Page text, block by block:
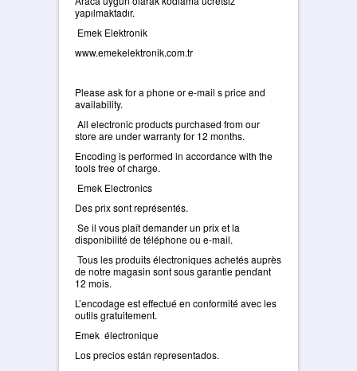
yapılmaktadır.
Emek Elektronik
www.emekelektronik.com.tr
Please ask for a phone or e-mail s price and
availability.
All electronic products purchased from our
store are under warranty for 12 months.
Encoding is performed in accordance with the
tools free of charge.
Emek Electronics
Des prix sont représentés.
Se il vous plaît demander un prix et la
disponibilité de téléphone ou e-mail.
Tous les produits électroniques achetés auprès
de notre magasin sont sous garantie pendant
12 mois.
L’encodage est effectué en conformité avec les
outils gratuitement.
Emek électronique
Los precios están representados.